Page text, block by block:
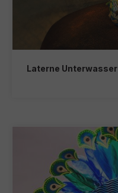
Laterne Unterwasser